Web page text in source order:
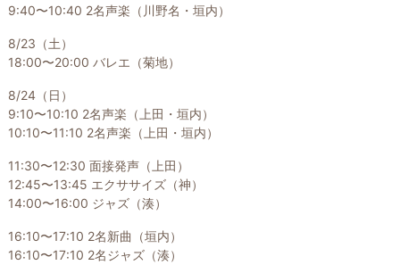
9:40〜10:40 2名声楽（川野名・垣内）
8/23（土）
18:00〜20:00 バレエ（菊地）
8/24（日）
9:10〜10:10 2名声楽（上田・垣内）
10:10〜11:10 2名声楽（上田・垣内）
11:30〜12:30 面接発声（上田）
12:45〜13:45 エクササイズ（神）
14:00〜16:00 ジャズ（湊）
16:10〜17:10 2名新曲（垣内）
16:10〜17:10 2名ジャズ（湊）